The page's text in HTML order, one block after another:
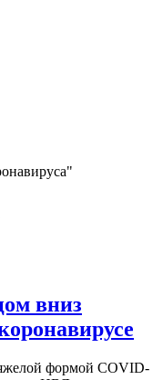
вниз
формой COVID-